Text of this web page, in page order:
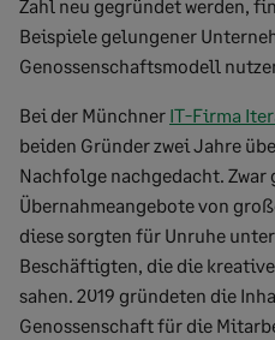
Zahl neu gegründet werden,
Beispiele gelungener
Genossenschaftsmodell
Bei der Münchner IT-Firma
beiden Gründer zwei Jahre
Nachfolge nachgedacht. Zwar
Übernahmeangebote von
diese sorgten für Unruhe
Beschäftigten, die die
sahen. 2019 gründeten die
Genossenschaft für die